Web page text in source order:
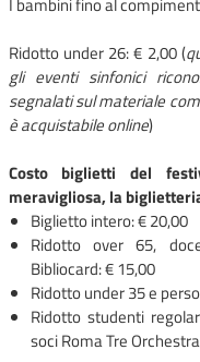
I bambini fino al
Ridotto under 26: € 2,00 (
gli eventi sinfonici
segnalati sul materiale
è acquistabile online)
Costo biglietti del
meravigliosa, la
Biglietto intero: € 20,00
Ridotto over 65,
Bibliocard: € 15,00
Ridotto under 35 e
Ridotto studenti
soci Roma Tre